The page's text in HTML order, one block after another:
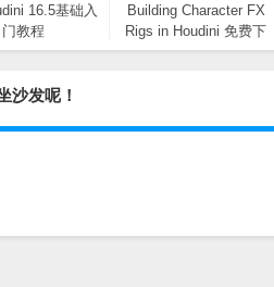
16.5基础入
门教程
Building Character FX
Rigs in Houdini 免费下
载
沙发呢！